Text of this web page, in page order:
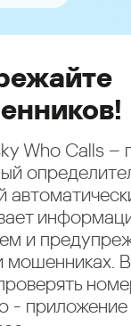
Who Calls –
и
мошенниках.
- приложение